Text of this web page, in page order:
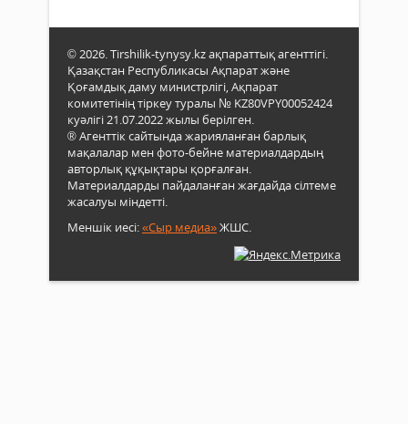
© 2026. Tirshilik-tynysy.kz ақпараттық агенттігі.
Қазақстан Республикасы Ақпарат және
Қоғамдық даму министрлігі, Ақпарат
комитетінің тіркеу туралы № KZ80VPY00052424
куәлігі 21.07.2022 жылы берілген.
® Агенттік сайтында жарияланған барлық
мақалалар мен фото-бейне материалдардың
авторлық құқықтары қорғалған.
Материалдарды пайдаланған жағдайда сілтеме
жасалуы міндетті.
Меншік иесі:«Сыр медиа»ЖШС.